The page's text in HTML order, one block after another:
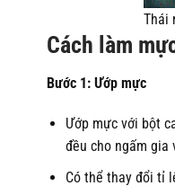
Thái
Cách làm
Bước 1: Ướp mực
Ướp mực với bột
đều cho ngấm gia
Có thể thay đổi tỉ